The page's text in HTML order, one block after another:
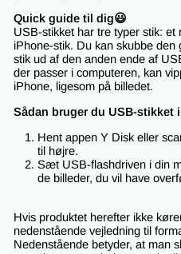
Quick guide til dig😃
USB-stikket har tre typer stik:
iPhone-stik. Du kan skubbe
stik ud af den anden ende af
der passer i computeren, kan
iPhone, ligesom på billedet.
Sådan bruger du USB-stikket
Hent appen Y Disk eller
til højre.
Sæt USB-flashdriven i din
de billeder, du vil have
Hvis produktet herefter ikke
nedenstående vejledning til
Nedenstående betyder, at man